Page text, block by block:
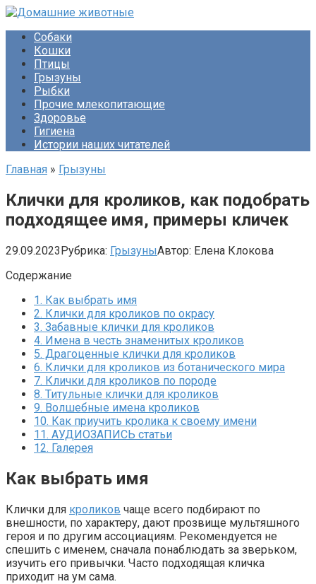
Перейти
контентуСобаки
Кошки
Птицы
Грызуны
Рыбки
Прочие млекопитающие
Здоровье
Гигиена
Истории наших читателей
Главная » Грызуны
Клички для кроликов, как подобрать
подходящее имя, примеры кличек
29.09.2023Рубрика: ГрызуныАвтор: Елена Клокова
Содержание
1. Как выбрать имя
2. Клички для кроликов по окрасу
3. Забавные клички для кроликов
4. Имена в честь знаменитых кроликов
5. Драгоценные клички для кроликов
6. Клички для кроликов из ботанического мира
7. Клички для кроликов по породе
8. Титульные клички для кроликов
9. Волшебные имена кроликов
10. Как приучить кролика к своему имени
11. АУДИОЗАПИСЬ статьи
12. Галерея
Как выбрать имя
Клички для кроликов чаще всего подбирают по
внешности, по характеру, дают прозвище мультяшного
героя и по другим ассоциациям. Рекомендуется не
спешить с именем, сначала понаблюдать за зверьком,
изучить его привычки. Часто подходящая кличка
приходит на ум сама.